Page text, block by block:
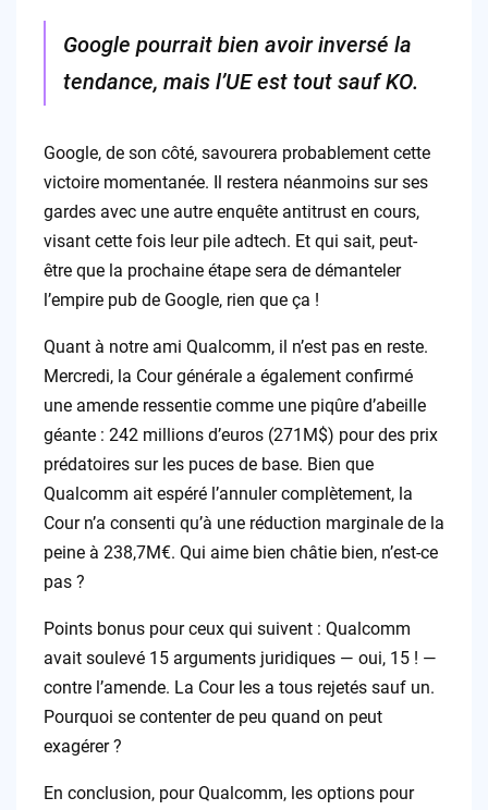
Google pourrait bien avoir inversé la
tendance, mais l’UE est tout sauf KO.
Google, de son côté, savourera probablement cette
victoire momentanée. Il restera néanmoins sur ses
gardes avec une autre enquête antitrust en cours,
visant cette fois leur pile adtech. Et qui sait, peut-
être que la prochaine étape sera de démanteler
l’empire pub de Google, rien que ça !
Quant à notre ami Qualcomm, il n’est pas en reste.
Mercredi, la Cour générale a également confirmé
une amende ressentie comme une piqûre d’abeille
géante : 242 millions d’euros (271M$) pour des prix
prédatoires sur les puces de base. Bien que
Qualcomm ait espéré l’annuler complètement, la
Cour n’a consenti qu’à une réduction marginale de la
peine à 238,7M€. Qui aime bien châtie bien, n’est-ce
pas ?
Points bonus pour ceux qui suivent : Qualcomm
avait soulevé 15 arguments juridiques — oui, 15 ! —
contre l’amende. La Cour les a tous rejetés sauf un.
Pourquoi se contenter de peu quand on peut
exagérer ?
En conclusion, pour Qualcomm, les options pour